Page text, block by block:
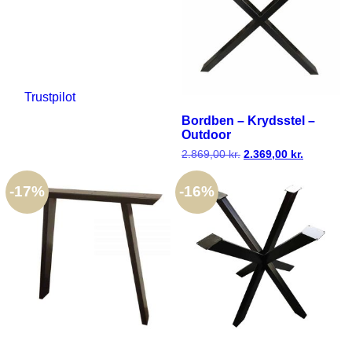
Trustpilot
Bordben – Krydsstel –
Outdoor
2.869,00kr. Den
2.869,00 kr..
2.369,00 kr.
-17% -16%